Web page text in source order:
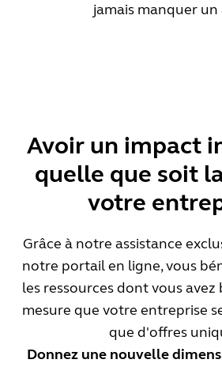
jamais manquer un
Avoir un impact
quelle que soit
votre
Grâce à notre assistance
notre portail en ligne, vous
les ressources dont vous
mesure que votre entreprise
que d'offres
Donnez une nouvelle